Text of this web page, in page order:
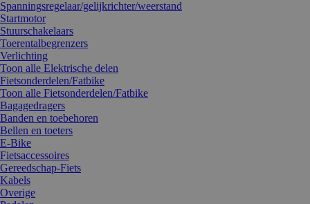
Spanningsregelaar/gelijkrichter/weerstand
Startmotor
Stuurschakelaars
Toerentalbegrenzers
Verlichting
Toon alle Elektrische delen
Fietsonderdelen/Fatbike
Toon alle Fietsonderdelen/Fatbike
Bagagedragers
Banden en toebehoren
Bellen en toeters
E-Bike
Fietsaccessoires
Gereedschap-Fiets
Kabels
Overige